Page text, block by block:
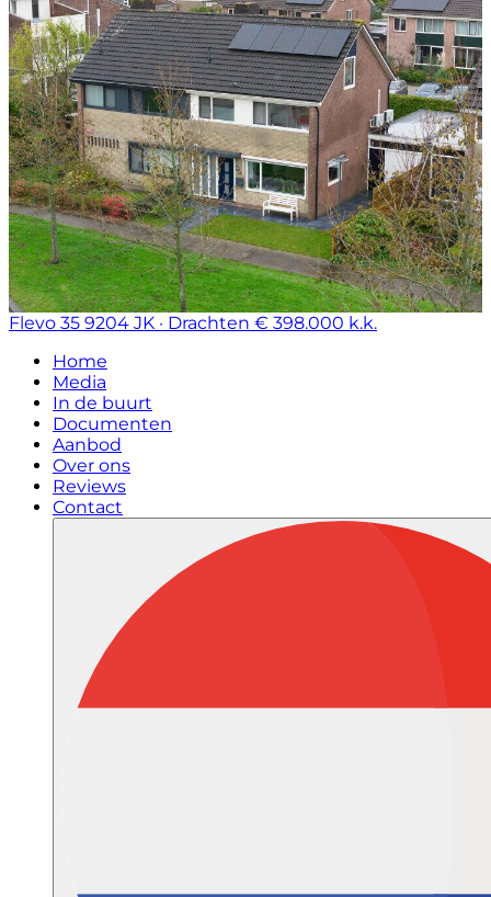
Flevo 35 9204 JK · Drachten € 398.000 k.k.
Home
Media
In de buurt
Documenten
Aanbod
Over ons
Reviews
Contact